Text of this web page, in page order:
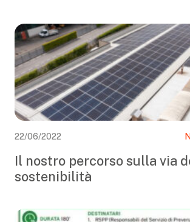
22/06/2022
Il nostro percorso sulla via
sostenibilità